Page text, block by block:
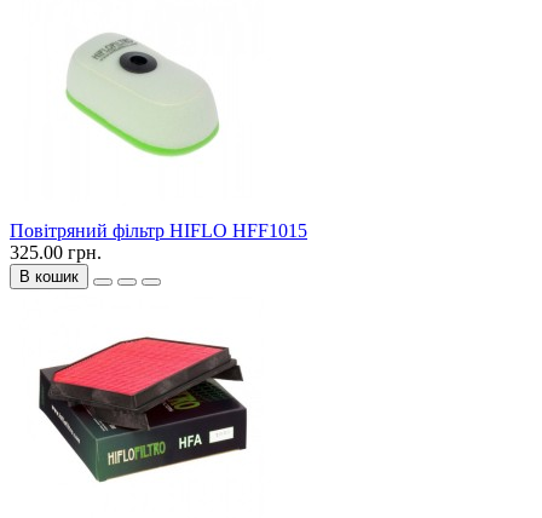
Повітряний фільтр HIFLO HFF1015
325.00 грн.
В кошик